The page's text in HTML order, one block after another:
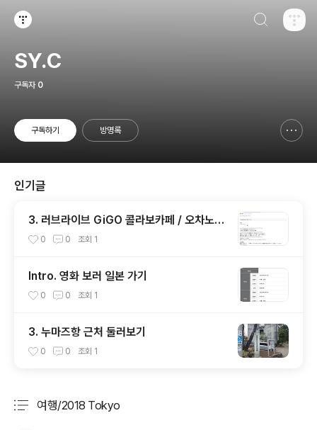
SY.C
구독자 0
구독하기 방명록
인기글
3. 러브라이브 GiGO 콜라보카페 / 오차노미
즈 BIG BOSS
0 0 조회 1
Intro. 영화 보러 일본 가기
0 0 조회 1
3. 누마즈항 근처 둘러보기
0 0 조회 1
여행/2018 Tokyo